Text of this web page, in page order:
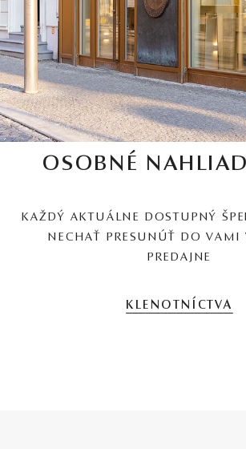
OSOBNÉ
KAŽDÝ AKTUÁLNE DOSTUPNÝ
NECHAŤ PRESUNÚŤ DO VAMI
PREDAJNE
KLENOTNÍCTVA